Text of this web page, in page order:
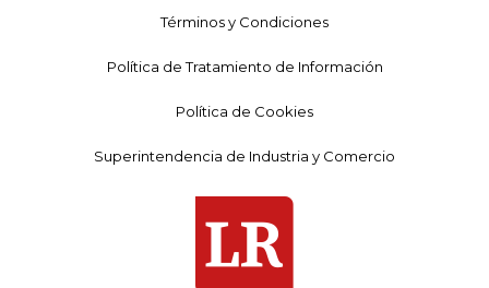
Términos y Condiciones
Política de Tratamiento de Información
Política de Cookies
Superintendencia de Industria y Comercio